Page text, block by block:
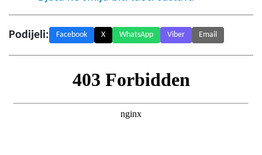
Podijeli: Facebook X WhatsApp Viber Email